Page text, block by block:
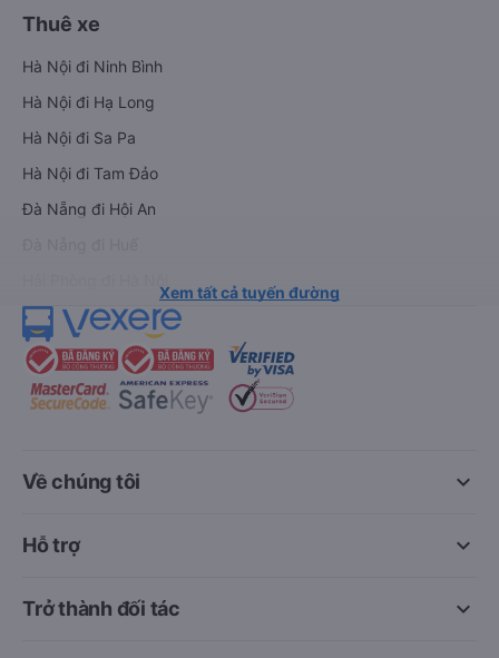
Thuê xe
Hà Nội đi Ninh Bình
Hà Nội đi Hạ Long
Hà Nội đi Sa Pa
Hà Nội đi Tam Đảo
Đà Nẵng đi Hội An
Xem tất cả tuyến đường
keyboard_arrow_down
Về chúng tôi
keyboard_arrow_down
Hỗ trợ
keyboard_arrow_down
Trở thành đối tác